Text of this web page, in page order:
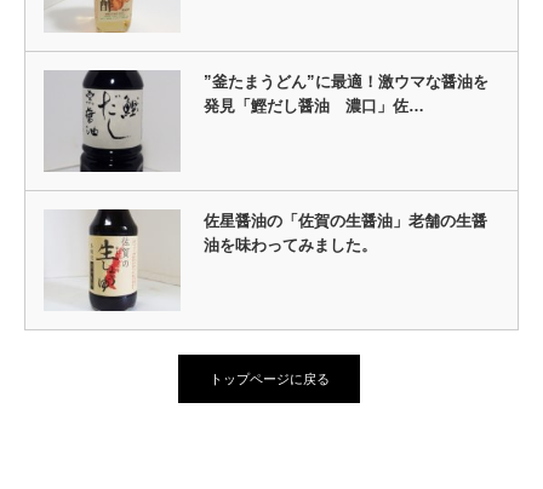
”釜たまうどん”に最適！激ウマな醤油を
発見「鰹だし醤油 濃口」佐…
佐星醤油の「佐賀の生醤油」老舗の生醤
油を味わってみました。
トップページに戻る